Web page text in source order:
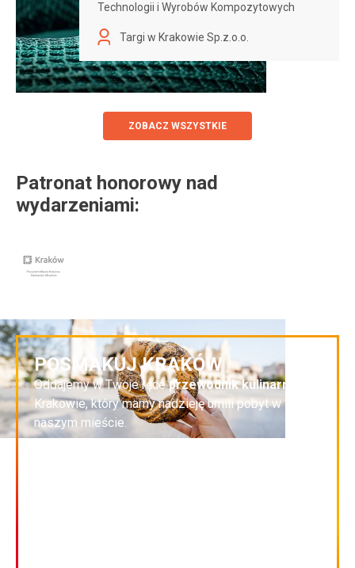
Technologii i Wyrobów Kompozytowych
Targi w Krakowie Sp.z.o.o.
ZOBACZ WSZYSTKIE
Patronat honorowy nad wydarzeniami:
Patronat honorowy nad
wydarzeniami:
POSMAKUJ KRAKÓW
Oddajemy w Twoje ręceprzewodnik kulinarny
Krakowie, który mamy nadzieję umili pobyt w
naszym mieście.